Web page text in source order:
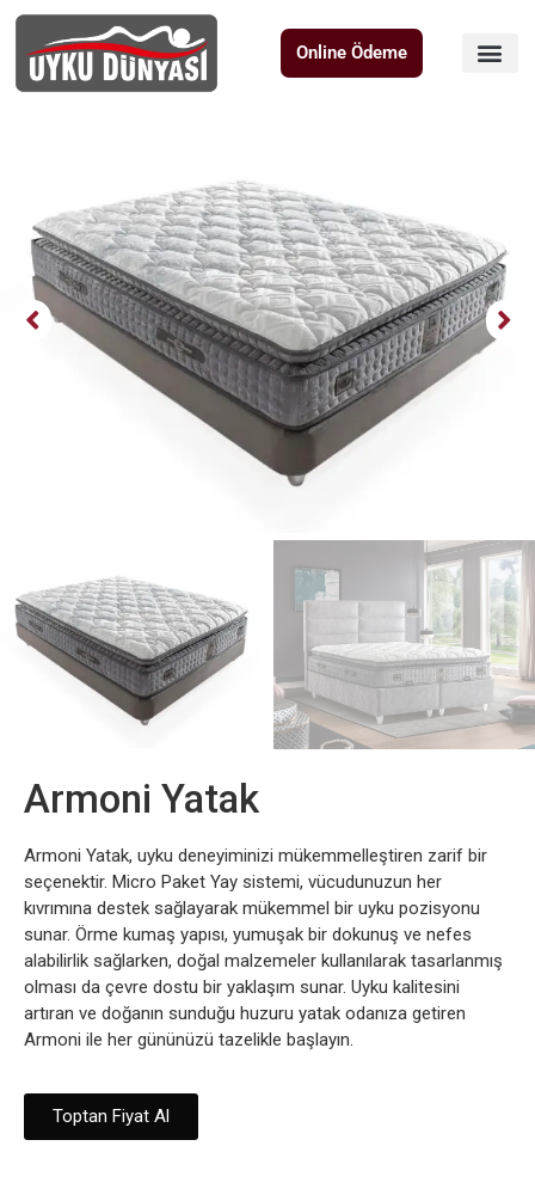
Online Ödeme
Armoni Yatak
Armoni Yatak, uyku deneyiminizi mükemmelleştiren zarif bir
seçenektir. Micro Paket Yay sistemi, vücudunuzun her
kıvrımına destek sağlayarak mükemmel bir uyku pozisyonu
sunar. Örme kumaş yapısı, yumuşak bir dokunuş ve nefes
alabilirlik sağlarken, doğal malzemeler kullanılarak tasarlanmış
olması da çevre dostu bir yaklaşım sunar. Uyku kalitesini
artıran ve doğanın sunduğu huzuru yatak odanıza getiren
Armoni ile her gününüzü tazelikle başlayın.
Toptan Fiyat Al